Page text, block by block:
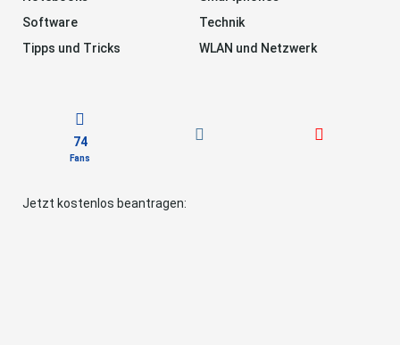
Software
Technik
Tipps und Tricks
WLAN und Netzwerk
74
Fans
Jetzt kostenlos beantragen: